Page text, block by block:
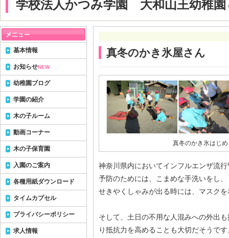
学校法人かつみ学園 大和山王幼稚園
真冬のかき氷屋さん
真冬のかき氷はじ
神奈川県内においてインフルエンザ流
予防のためには、こまめな手洗いをし、
せきやくしゃみが出る時には、マスクを
そして、土日の不用な人混みへの外出
り抵抗力を高めることも大切だそうです
基本情報
お知らせNEW
幼稚園ブログ
学園の紹介
木の子ルーム
動画コーナー
木の子保育園
入園のご案内
各種用紙ダウンロード
タイムカプセル
プライバシーポリシー
求人情報